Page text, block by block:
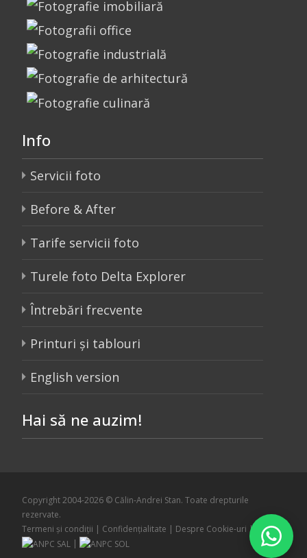
Info
Servicii foto
Before & After
Tarife servicii foto
Turele foto Delta Explorer
Întrebări frecvente
Printuri și tablouri
English version
Hai să ne auzim!
Copyright 2004-2026 © Călin-Andrei Stan. Toate drepturile
rezervate.
Termeni și condiții | Confidențialitate | Despre Cookie-uri |
|